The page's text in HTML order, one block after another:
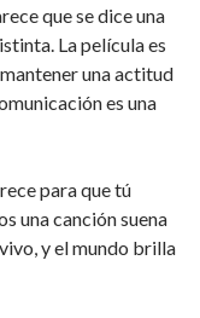
que se dice una
La película es
una actitud
es una
para que tú
una canción suena
y el mundo brilla